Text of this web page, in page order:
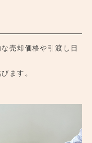
売却価格や引渡し日
ます。